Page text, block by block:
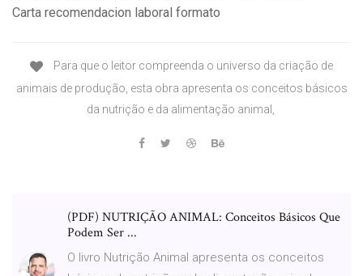
Carta recomendacion laboral formato
Para que o leitor compreenda o universo da criação de
animais de produção, esta obra apresenta os conceitos básicos
da nutrição e da alimentação animal,
(PDF) NUTRIÇÃO ANIMAL: Conceitos Básicos Que
Podem Ser ...
O livro Nutrição Animal apresenta os conceitos